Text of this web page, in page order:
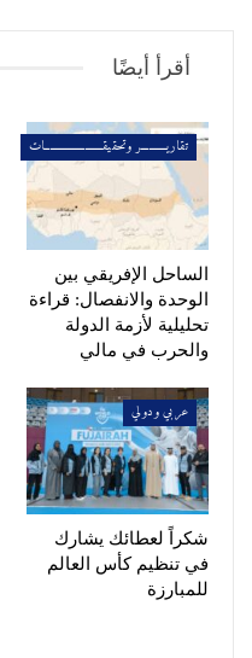
أقرأ أيضًا
تقاريــــــــــر وتحقيقـــــــــــــــــــــــات
الساحل الإفريقي بين
الوحدة والانفصال: قراءة
تحليلية لأزمة الدولة
والحرب في مالي
عربي ودولي
شكراً لعطائك يشارك
في تنظيم كأس العالم
للمبارزة